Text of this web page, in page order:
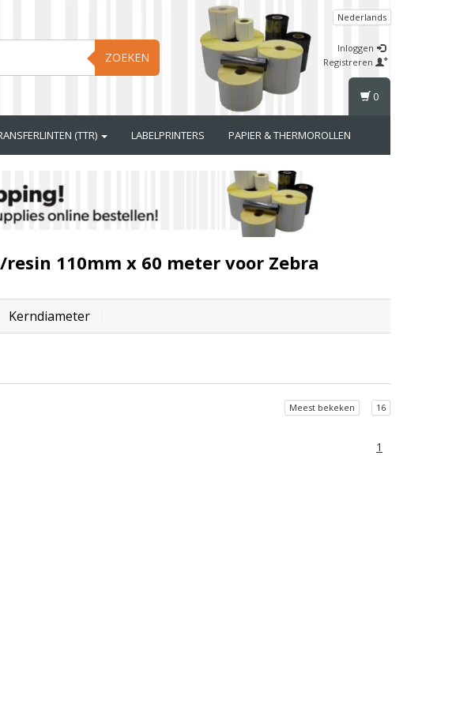
ZOEKEN
Nederlands
Inloggen
Registreren
(TTR) LABELPRINTERS PAPIER & THERMOROLLEN
0
110mm x 60 meter voor Zebra
Kerndiameter
Meest bekeken 16
1